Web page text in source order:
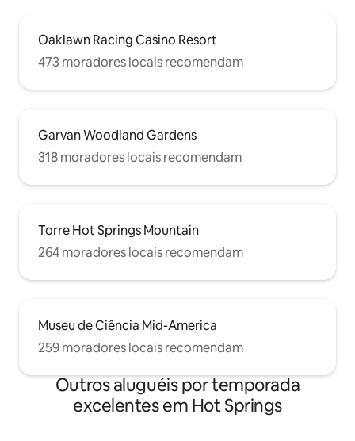
Oaklawn Racing Casino Resort
473 moradores locais recomendam
Garvan Woodland Gardens
318 moradores locais recomendam
Torre Hot Springs Mountain
264 moradores locais recomendam
Museu de Ciência Mid-America
259 moradores locais recomendam
Outros aluguéis por temporada
excelentes em Hot Springs